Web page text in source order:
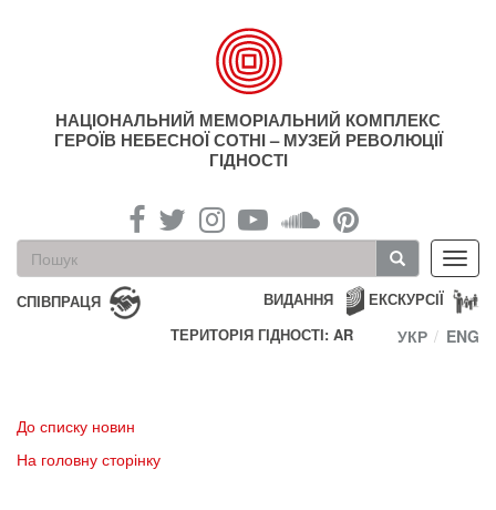
НАЦІОНАЛЬНИЙ МЕМОРІАЛЬНИЙ КОМПЛЕКС
ГЕРОЇВ НЕБЕСНОЇ СОТНІ – МУЗЕЙ РЕВОЛЮЦІЇ
ГІДНОСТІ
Пошукова
форма
Пошук
СПІВПРАЦЯ ЕКСКУРСІЇ
ВИДАННЯ
ТЕРИТОРІЯ ГІДНОСТІ: AR
УКР ENG
До списку новин
На головну сторінку